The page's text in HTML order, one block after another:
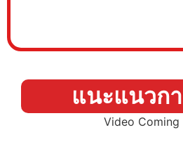
แนะแนวก
Video Coming